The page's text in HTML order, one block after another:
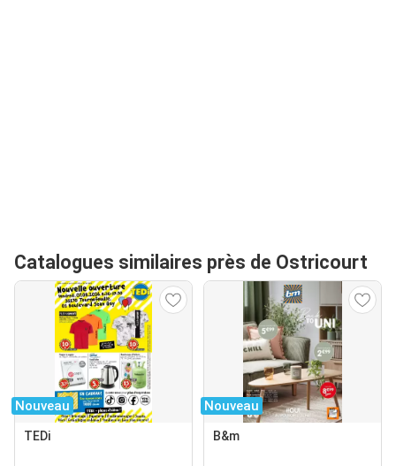
Catalogues similaires près de Ostricourt
Nouveau
TEDi
Nouveau
B&m